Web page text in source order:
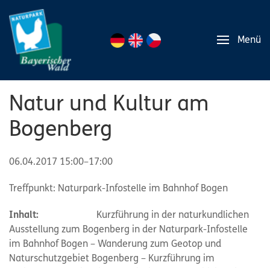
Menü
Natur und Kultur am
Bogenberg
06.04.2017 15:00–17:00
Treffpunkt: Naturpark-Infostelle im Bahnhof Bogen
Inhalt:
Kurzführung in der naturkundlichen
Ausstellung zum Bogenberg in der Naturpark-Infostelle
im Bahnhof Bogen – Wanderung zum Geotop und
Naturschutzgebiet Bogenberg – Kurzführung im